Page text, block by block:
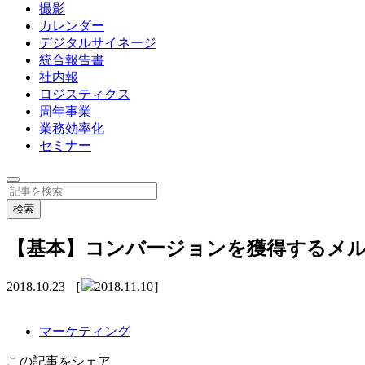
撮影
カレンダー
デジタルサイネージ
統合報告書
社内報
ロジスティクス
周年事業
業務効率化
セミナー
【基本】コンバージョンを獲得するメ
2018.10.23 ［ 2018.11.10］
マーケティング
この記事をシェア